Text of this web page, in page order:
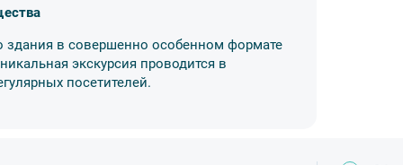
здания в совершенно особенном формате
экскурсия проводится в
посетителей.